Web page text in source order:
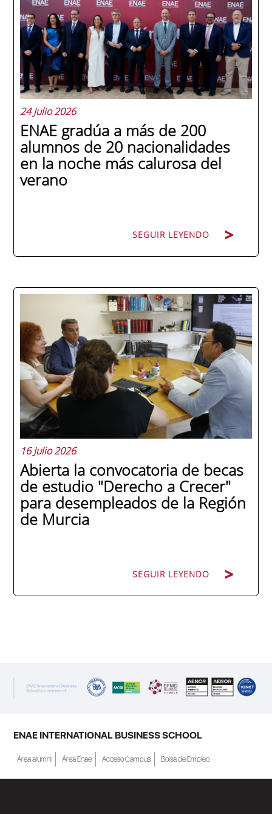
24 Julio 2026
ENAE gradúa a más de 200
alumnos de 20 nacionalidades
en la noche más calurosa del
verano
SEGUIR LEYENDO
La promoción 2025/2026 de ENAE Business
School se convirtió en una de las más
internacionales de la historia de la escuela
en una ceremonia celebrada en Murcia
con 44 grados y más de 600 asistentes.
Ricardo Navarro, vicepresidente senior de
Generac Power Systems en Estados Unidos
y antiguo alumno...
16 Julio 2026
Abierta la convocatoria de becas
de estudio "Derecho a Crecer"
para desempleados de la Región
de Murcia
SEGUIR LEYENDO
a Crecer". El programa está dirigido a
personas inscritas como demandantes de
becas de estudio parciales (50%), además
de al menos una beca...
ENAE INTERNATIONAL BUSINESS SCHOOL
Área alumni Área Enae Acceso Campus Bolsa de Empleo